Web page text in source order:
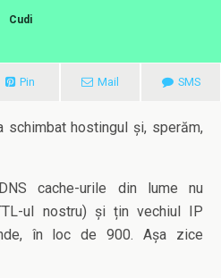
Cudi
Pin Mail SMS
schimbat hostingul și, sperăm,
cache-urile din lume nu
ul nostru) și țin vechiul IP
în loc de 900. Așa zice